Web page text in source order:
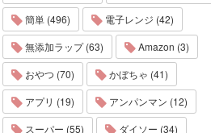
簡単 (496)
電子レンジ (42)
無添加ラップ (63)
Amazon (3)
おやつ (70)
かぼちゃ (41)
アプリ (19)
アンパンマン (12)
スーパー (55)
ダイソー (34)